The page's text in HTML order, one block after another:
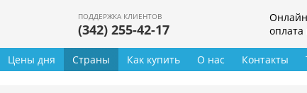
ПОДДЕРЖКА КЛИЕНТОВ
(342) 255-42-17
оплата
Цены дня Страны Как купить О нас Контакты